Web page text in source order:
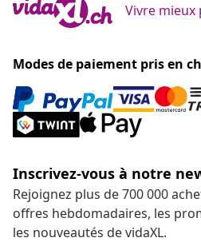
Vivre
Modes de paiement pris en
Inscrivez-vous à notre
Rejoignez plus de 700 000
offres hebdomadaires, les
les nouveautés de vidaXL.